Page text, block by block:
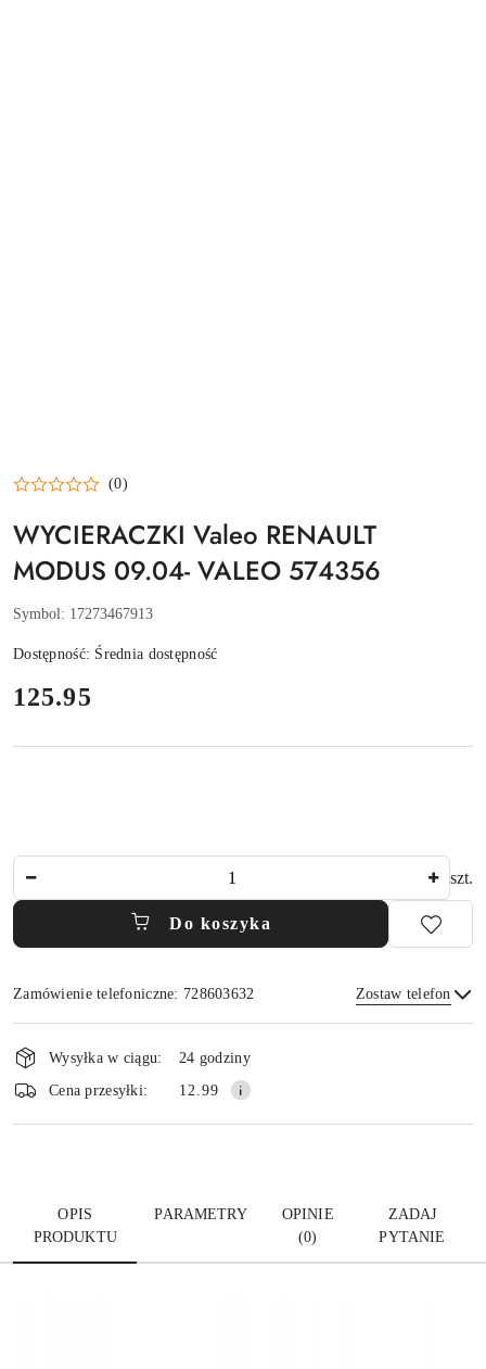
(0)
WYCIERACZKI Valeo RENAULT
MODUS 09.04- VALEO 574356
Symbol: 17273467913
Dostępność: Średnia dostępność
cena:
125.95
szt.
Do koszyka
Zamówienie telefoniczne: 728603632 Zostaw telefon
Wyślij
Dostępność
i
dostawa
Wysyłka w ciągu:
24 godziny
Cena przesyłki:
12.99
OPIS
PRODUKTU
PARAMETRY
OPINIE
(0)
ZADAJ
PYTANIE